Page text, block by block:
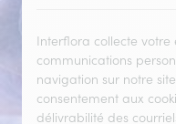
Interflora collecte
communications
navigation sur notre
consentement aux
délivrabilité des